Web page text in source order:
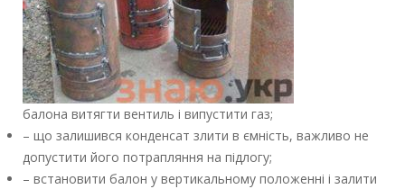
балона витягти вентиль і випустити газ;
– що залишився конденсат злити в ємність, важливо не
допустити його потрапляння на підлогу;
– встановити балон у вертикальному положенні і залити